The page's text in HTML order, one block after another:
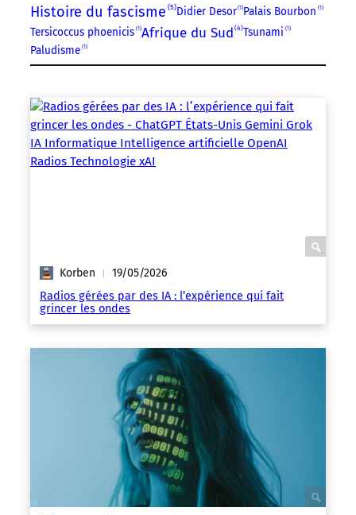
Histoire du fascisme 5 Didier Desor 1 Palais Bourbon 1
Tersicoccus phoenicis 1 Afrique du Sud 4 Tsunami 1
Paludisme 1
Korben | 19/05/2026
Radios gérées par des IA : l’expérience qui fait
grincer les ondes